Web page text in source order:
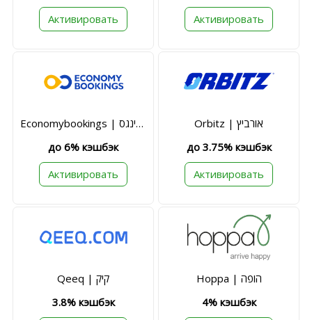
Активировать
Активировать
Economybookings | אקונומי בוקינגס
до 6% кэшбэк
Активировать
Orbitz | אורביץ
до 3.75% кэшбэк
Активировать
Qeeq | קיק
3.8% кэшбэк
Hoppa | הופה
4% кэшбэк